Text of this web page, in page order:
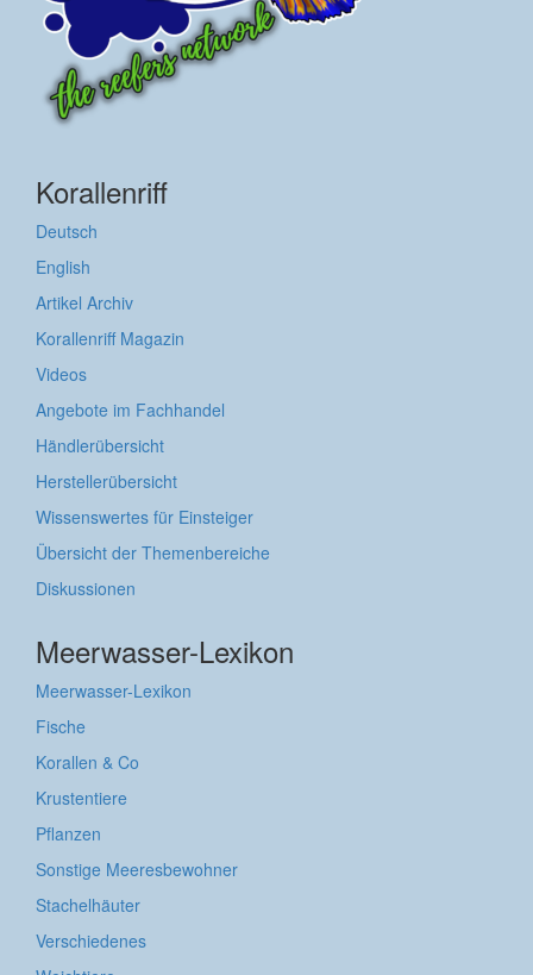
Korallenriff
Deutsch
English
Artikel Archiv
Korallenriff Magazin
Videos
Angebote im Fachhandel
Händlerübersicht
Herstellerübersicht
Wissenswertes für Einsteiger
Übersicht der Themenbereiche
Diskussionen
Meerwasser-Lexikon
Meerwasser-Lexikon
Fische
Korallen & Co
Krustentiere
Pflanzen
Sonstige Meeresbewohner
Stachelhäuter
Verschiedenes